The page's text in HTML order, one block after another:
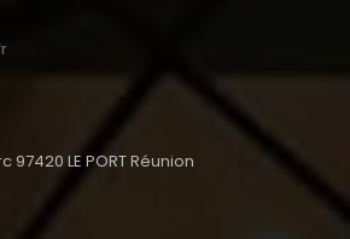
97420 LE PORT Réunion